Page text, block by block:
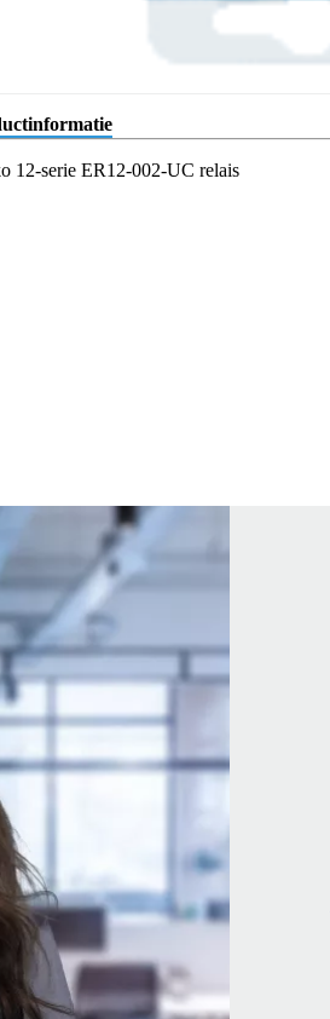
12-serie ER12-002-UC relais